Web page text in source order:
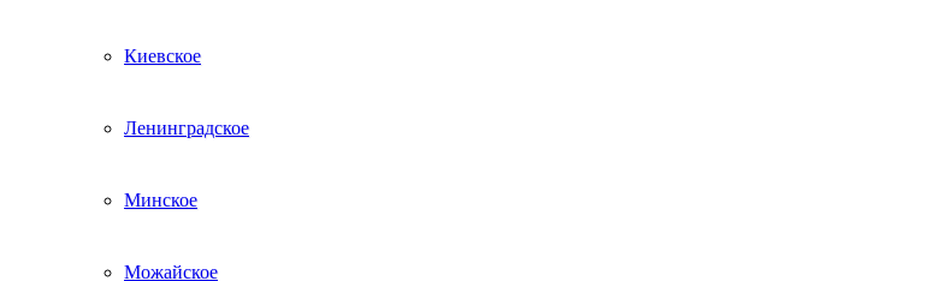
Киевское
Ленинградское
Минское
Можайское